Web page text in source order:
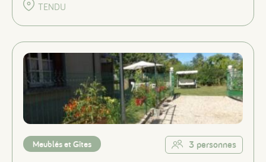
TENDU
Meublés et Gîtes 3 personnes